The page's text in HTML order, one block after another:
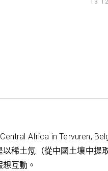
13
Africa in Tervuren,
稀土氖（從中國土壤中
互動。